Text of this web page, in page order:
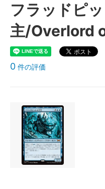
フラッドピ
主/Overlord
0 件の評価